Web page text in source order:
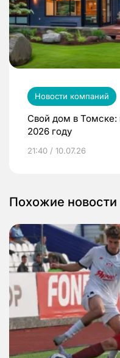
Новости компаний
Свой дом в Томске:
2026 году
21:40 / 10.07.26
Похожие новости